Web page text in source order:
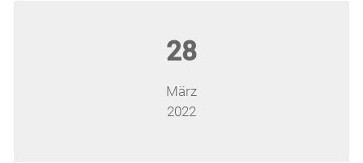
28
März
2022